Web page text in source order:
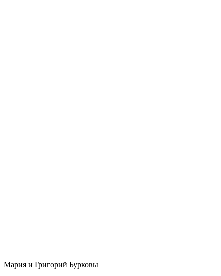
Мария и Григорий Бурковы